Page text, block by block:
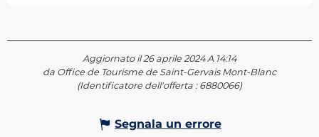
Aggiornato il 26 aprile 2024 A 14:14
da Office de Tourisme de Saint-Gervais Mont-Blanc
(Identificatore dell'offerta : 6880066)
Segnala un errore